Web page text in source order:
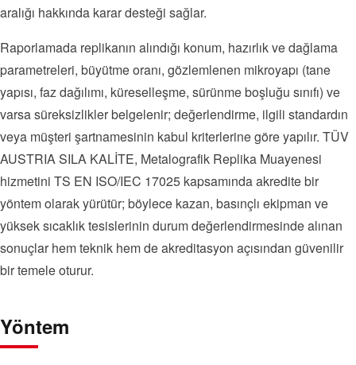
aralığı hakkında karar desteği sağlar.
Raporlamada replikanın alındığı konum, hazırlık ve dağlama
parametreleri, büyütme oranı, gözlemlenen mikroyapı (tane
yapısı, faz dağılımı, küreselleşme, sürünme boşluğu sınıfı) ve
varsa süreksizlikler belgelenir; değerlendirme, ilgili standardın
veya müşteri şartnamesinin kabul kriterlerine göre yapılır. TÜV
AUSTRIA SILA KALİTE, Metalografik Replika Muayenesi
hizmetini TS EN ISO/IEC 17025 kapsamında akredite bir
yöntem olarak yürütür; böylece kazan, basınçlı ekipman ve
yüksek sıcaklık tesislerinin durum değerlendirmesinde alınan
sonuçlar hem teknik hem de akreditasyon açısından güvenilir
bir temele oturur.
Yöntem